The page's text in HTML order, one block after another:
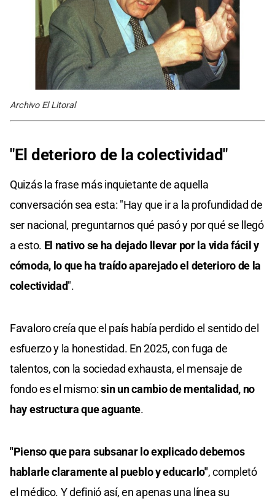
Archivo El Litoral
"El deterioro de la colectividad"
Quizás la frase más inquietante de aquella
conversación sea esta: "Hay que ir a la profundidad de
ser nacional, preguntarnos qué pasó y por qué se llegó
a esto. El nativo se ha dejado llevar por la vida fácil y
cómoda, lo que ha traído aparejado el deterioro de la
colectividad".
Favaloro creía que el país había perdido el sentido del
esfuerzo y la honestidad. En 2025, con fuga de
talentos, con la sociedad exhausta, el mensaje de
fondo es el mismo:sin un cambio de mentalidad, no
hay estructura que aguante.
"Pienso que para subsanar lo explicado debemos
hablarle claramente al pueblo y educarlo", completó
el médico. Y definió así, en apenas una línea su